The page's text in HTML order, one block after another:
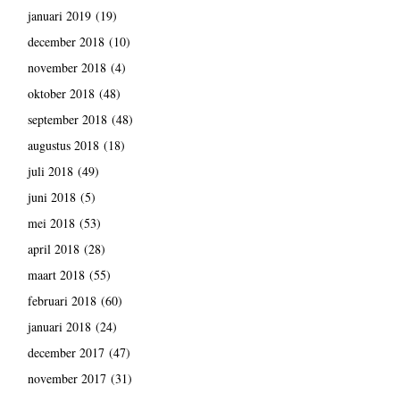
januari 2019(19)
december 2018(10)
november 2018(4)
oktober 2018(48)
september 2018(48)
augustus 2018(18)
juli 2018(49)
juni 2018(5)
mei 2018(53)
april 2018(28)
maart 2018(55)
februari 2018(60)
januari 2018(24)
december 2017(47)
november 2017(31)